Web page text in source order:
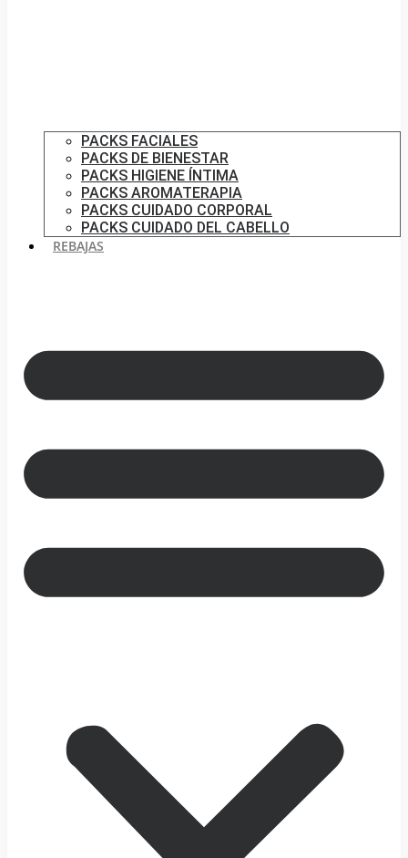
PACKS FACIALES
PACKS DE BIENESTAR
PACKS HIGIENE ÍNTIMA
PACKS AROMATERAPIA
PACKS CUIDADO CORPORAL
PACKS CUIDADO DEL CABELLO
REBAJAS